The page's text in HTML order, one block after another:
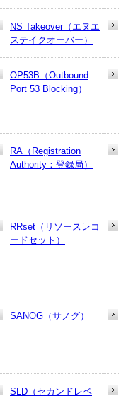
NS Takeover（エヌエ
ステイクオーバー）
OP53B（Outbound
Port 53 Blocking）
RA（Registration
Authority：登録局）
RRset（リソースレコ
ードセット）
SANOG（サノグ）
SLD（セカンドレベ